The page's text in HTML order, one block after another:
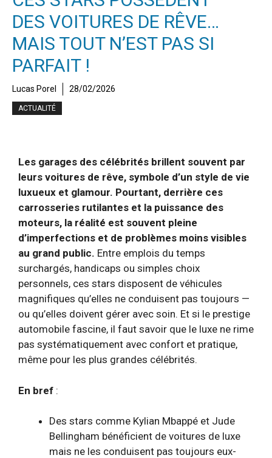
DES VOITURES DE RÊVE…
MAIS TOUT N’EST PAS SI
PARFAIT !
Lucas Porel 28/02/2026
ACTUALITÉ
Les garages des célébrités brillent souvent par
leurs voitures de rêve, symbole d’un style de vie
luxueux et glamour. Pourtant, derrière ces
carrosseries rutilantes et la puissance des
moteurs, la réalité est souvent pleine
d’imperfections et de problèmes moins visibles
au grand public. Entre emplois du temps
surchargés, handicaps ou simples choix
personnels, ces stars disposent de véhicules
magnifiques qu’elles ne conduisent pas toujours —
ou qu’elles doivent gérer avec soin. Et si le prestige
automobile fascine, il faut savoir que le luxe ne rime
pas systématiquement avec confort et pratique,
même pour les plus grandes célébrités.
En bref :
Des stars comme Kylian Mbappé et Jude
Bellingham bénéficient de voitures de luxe
mais ne les conduisent pas toujours eux-